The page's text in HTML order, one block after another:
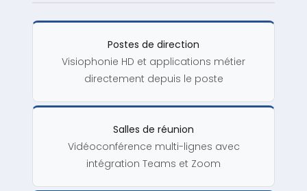
Postes de direction
Visiophonie HD et applications métier
directement depuis le poste
Salles de réunion
Vidéoconférence multi-lignes avec
intégration Teams et Zoom